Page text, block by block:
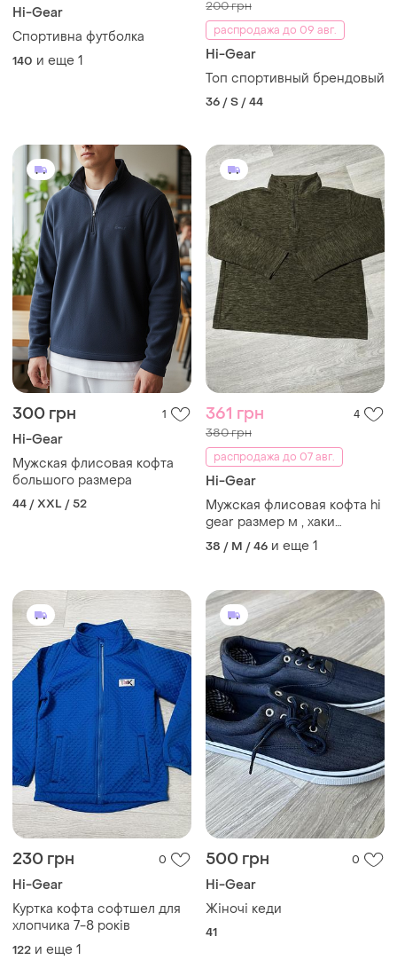
Hi-Gear
Спортивна футболка
140 и еще 1
200 грн
распродажа до 09 авг.
Hi-Gear
Топ спортивный брендовый
36 / S / 44
300 грн 1
Hi-Gear
Мужская флисовая кофта
большого размера
44 / XXL / 52
361 грн 4
380 грн
распродажа до 07 авг.
Hi-Gear
Мужская флисовая кофта hi
gear размер м , хаки
камуфляж
38 / M / 46 и еще 1
230 грн 0
Hi-Gear
Куртка кофта софтшел для
хлопчика 7-8 років
122 и еще 1
500 грн 0
Hi-Gear
Жіночі кеди
41